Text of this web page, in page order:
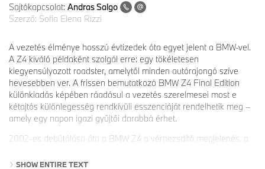
Sajtókapcsolat: Andras Salgo
Szerző: Sofia Elena Rizzi
A vezetés élménye hosszú évtizedek óta egyet jelent a BMW-vel.
A Z4 kiváló példaként szolgál erre: egy tökéletesen
kiegyensúlyozott roadster, amelytől minden autórajongó szíve
hevesebben ver. A frissen bemutatkozó BMW Z4 Final Edition
különkiadás képében ráadásul a vezetés szerelmesei most e
kétajtós különlegesség rendkívüli esszenciáját rendelhetik meg –
amely egy napon igazi gyűjtői darabbá érhet.
2002-es debütálása óta a BMW Z4 a vérpezsdítő megjelenés, a
kombinációjával kényezteti az autórajongókat. A BMW Z4 Final
SHOW ENTIRE TEXT